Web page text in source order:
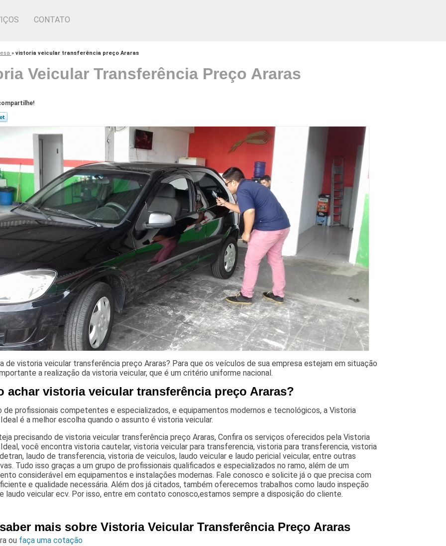
CONTATO
» vistoria veicular transferência preço Araras
Veicular Transferência Preço Araras
de vistoria veicular transferência preço Araras? Para que os veículos de sua empresa estejam em situação
a realização da vistoria veicular, que é um critério uniforme nacional.
achar vistoria veicular transferência preço Araras?
de profissionais competentes e especializados, e equipamentos modernos e tecnológicos, a Vistoria
é a melhor escolha quando o assunto é vistoria veicular.
precisando de vistoria veicular transferência preço Araras, Confira os serviços oferecidos pela Vistoria
você encontra vistoria cautelar, vistoria veicular para transferencia, vistoria para transferencia, vistoria
laudo de transferencia, vistoria de veiculos, laudo veicular e laudo pericial veicular, entre outras
Tudo isso graças a um grupo de profissionais qualificados e especializados no ramo, além de um
considerável em equipamentos e instalações modernas. Fale conosco e solicite já o que precisa com
e qualidade necessária. Além dos já citados, também oferecemos trabalhos como laudo inspeção
laudo veicular ecv. Por isso, entre em contato conosco,estamos sempre a disposição do cliente.
mais sobre Vistoria Veicular Transferência Preço Araras
ou faça uma cotação